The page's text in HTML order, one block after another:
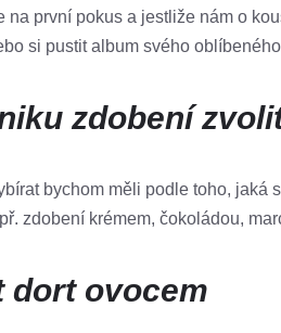
na první pokus a jestliže nám o
si pustit album svého
zdobení
bychom měli podle toho, jaká
zdobení krémem, čokoládou,
dort ovocem